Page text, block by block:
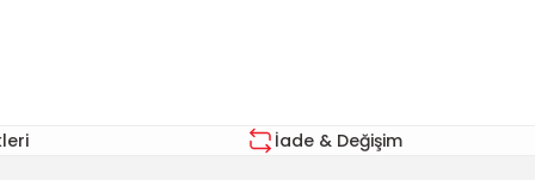
İade & Değişim